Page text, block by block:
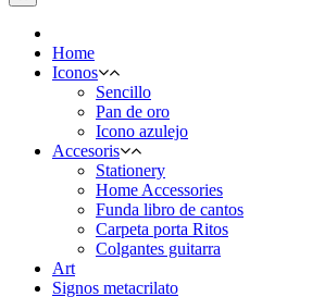
Home
Iconos
Sencillo
Pan de oro
Icono azulejo
Accesoris
Stationery
Home Accessories
Funda libro de cantos
Carpeta porta Ritos
Colgantes guitarra
Art
Signos metacrilato